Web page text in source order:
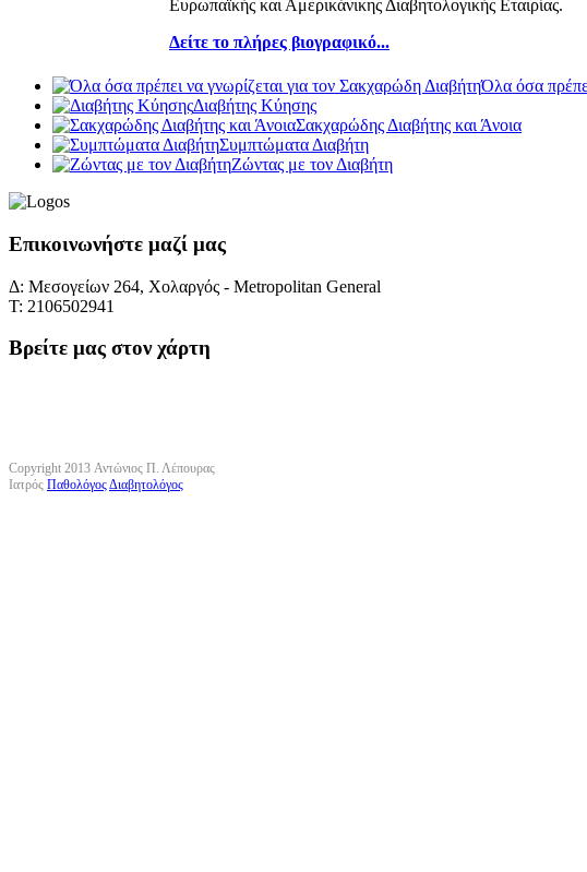
Ευρωπαϊκής και Αμερικάνικης Διαβητολογικής Εταιρίας.
Δείτε το πλήρες βιογραφικό...
Όλα όσα
Διαβήτης Κύησης
Σακχαρώδης Διαβήτης και Άνοια
Συμπτώματα Διαβήτη
Ζώντας με τον Διαβήτη
Επικοινωνήστε μαζί μας
Δ: Μεσογείων 264, Χολαργός - Metropolitan General
Τ: 2106502941
Βρείτε μας στον χάρτη
Copyright 2013 Αντώνιος Π. Λέπουρας
Ιατρός ΠαθολόγοςΔιαβητολόγος